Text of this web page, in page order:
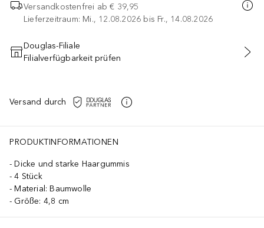
Versandkostenfrei ab € 39,95
Lieferzeitraum: Mi., 12.08.2026 bis Fr., 14.08.2026
IN DEN WARENKORB
Douglas-Filiale
Filialverfügbarkeit prüfen
Versand durch
PRODUKTINFORMATIONEN
Dicke und starke Haargummis
4 Stück
Material: Baumwolle
Größe: 4,8 cm